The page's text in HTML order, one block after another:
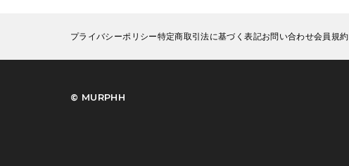
プライバシーポリシー特定商取引法に基づく表記お問い合わせ会員規約
©︎ MURPHH